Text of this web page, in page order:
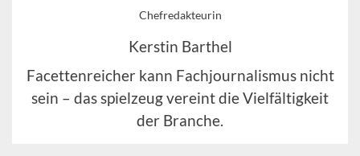
Chefredakteurin
Kerstin Barthel
Facettenreicher kann Fachjournalismus nicht
sein – das spielzeug vereint die Vielfältigkeit
der Branche.